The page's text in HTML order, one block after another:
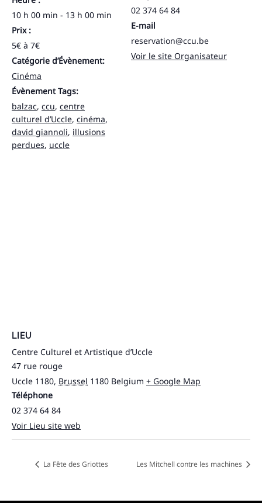
10 h 00 min - 13 h 00 min
Prix :
5€ à 7€
Catégorie d’Évènement:
Cinéma
Évènement Tags:
balzac, ccu, centre
culturel d’Uccle, cinéma,
david giannoli, illusions
perdues, uccle
02 374 64 84
E-mail
reservation@ccu.be
Voir le site Organisateur
LIEU
Centre Culturel et Artistique d’Uccle
47 rue rouge
Uccle 1180, Brussel 1180 Belgium + Google Map
Téléphone
02 374 64 84
Voir Lieu site web
La Fête des Griottes Les Mitchell contre les machines